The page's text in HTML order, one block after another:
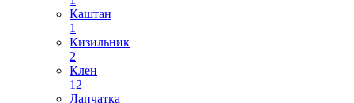
Каштан
1
Кизильник
2
Клен
12
Лапчатка